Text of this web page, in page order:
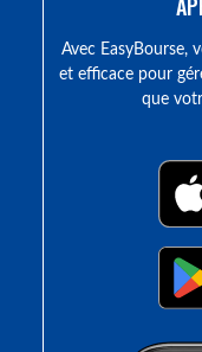
Avec EasyBourse,
et efficace pour
que